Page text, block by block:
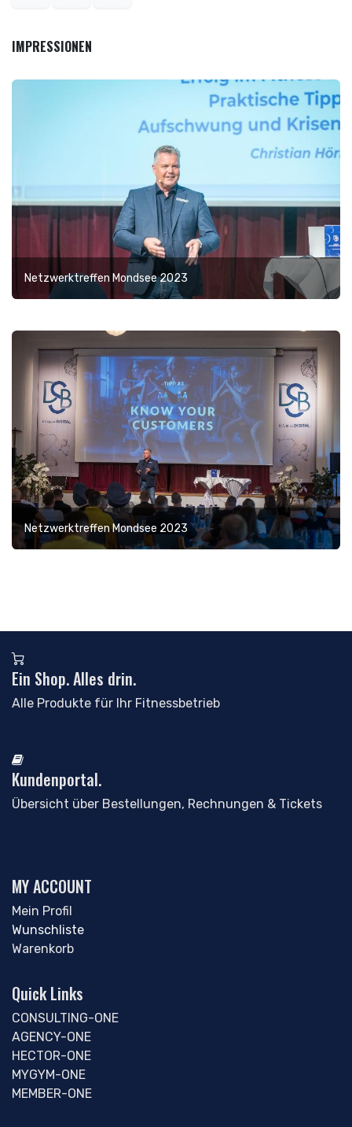
IMPRESSIONEN
Netzwerktreffen Mondsee 2023
Netzwerktreffen Mondsee 2023
Ein Shop. Alles drin.
Alle Produkte für Ihr Fitnessbetrieb
Kundenportal.
Übersicht über Bestellungen, Rechnungen & Tickets
MY ACCOUNT
Mein Profil
Wunschliste
Warenkorb
Quick Links
CONSULTING-ONE
AGENCY-ONE
HECTOR-ONE
MYGYM-ONE
MEMBER-ONE